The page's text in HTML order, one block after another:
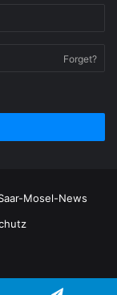
Forget?
Mosel-News